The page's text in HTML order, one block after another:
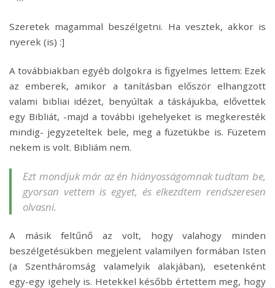
Szeretek magammal beszélgetni. Ha vesztek, akkor is
nyerek (is) :]
A továbbiakban egyéb dolgokra is figyelmes lettem: Ezek
az emberek, amikor a tanításban először elhangzott
valami bibliai idézet, benyúltak a táskájukba, elővettek
egy Bibliát, -majd a további igehelyeket is megkeresték
mindig- jegyzeteltek bele, meg a füzetükbe is. Füzetem
nekem is volt. Bibliám nem.
Ezt mondjuk már az én hiányosságomnak tudtam be,
gyorsan vettem is egyet, és elkezdtem rendszeresen
olvasni.
A másik feltűnő az volt, hogy valahogy minden
beszélgetésükben megjelent valamilyen formában Isten
(a Szentháromság valamelyik alakjában), esetenként
egy-egy igehely is. Hetekkel később értettem meg, hogy